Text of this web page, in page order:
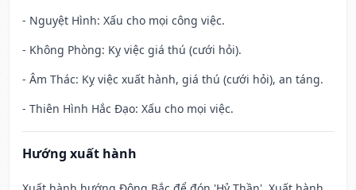
- Nguyệt Hình: Xấu cho mọi công việc.
- Không Phòng: Kỵ việc giá thú (cưới hỏi).
- Âm Thác: Kỵ việc xuất hành, giá thú (cưới hỏi), an táng.
- Thiên Hình Hắc Đạo: Xấu cho mọi việc.
Hướng xuất hành